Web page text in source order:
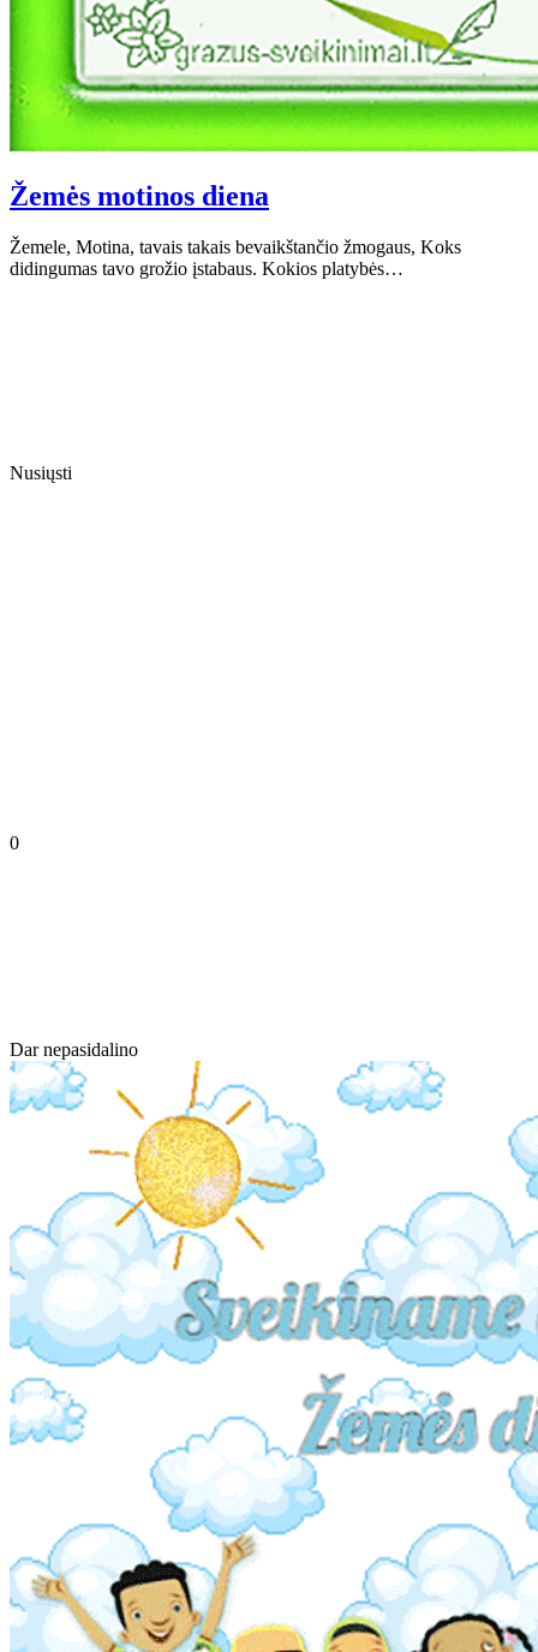
Žemės motinos diena
Žemele, Motina, tavais takais bevaikštančio žmogaus, Koks
didingumas tavo grožio įstabaus. Kokios platybės…
Nusiųsti
0
Dar nepasidalino